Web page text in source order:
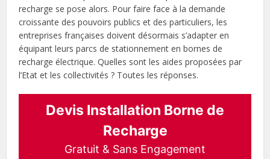
recharge se pose alors. Pour faire face à la demande
croissante des pouvoirs publics et des particuliers, les
entreprises françaises doivent désormais s’adapter en
équipant leurs parcs de stationnement en bornes de
recharge électrique. Quelles sont les aides proposées par
l’Etat et les collectivités ? Toutes les réponses.